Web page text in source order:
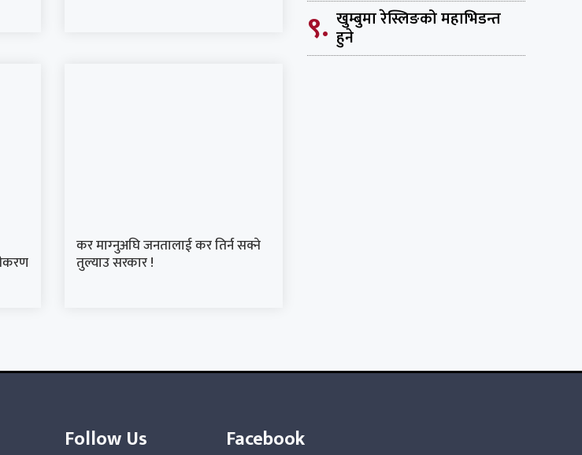
कर माग्‍नुअघि जनतालाई कर तिर्न सक्ने
तुल्याउ सरकार !
९. खुम्बुमा रेस्लिङको महाभिडन्त
हुने
Follow Us Facebook